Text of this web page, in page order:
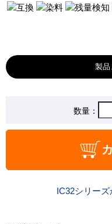
PM-G730
製品スペック
ICBK32
数量：
IC32シリー